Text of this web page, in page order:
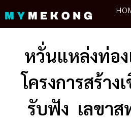
to
หวั่นแหล่งท่อ
โครงการสร้า
รับฟัง เลขา